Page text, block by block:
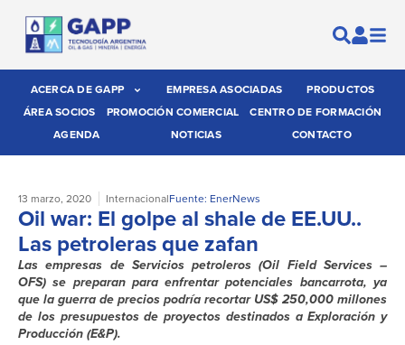
ACERCA DE GAPP EMPRESA ASOCIADAS
PRODUCTOS
ÁREA SOCIOS
PROMOCIÓN COMERCIAL
CENTRO DE FORMACIÓN
AGENDA
NOTICIAS CONTACTO
13 marzo, 2020 InternacionalFuente: EnerNews
Oil war: El golpe al shale de EE.UU..
Las petroleras que zafan
Las empresas de Servicios petroleros (Oil Field Services –
OFS) se preparan para enfrentar potenciales bancarrota, ya
que la guerra de precios podría recortar US$ 250,000 millones
de los presupuestos de proyectos destinados a Exploración y
Producción (E&P).